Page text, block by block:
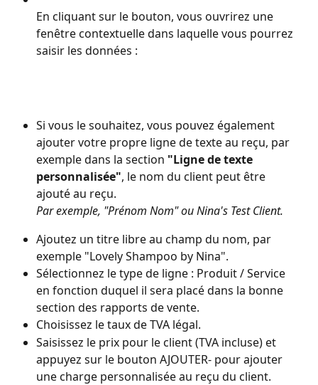
En cliquant sur le bouton, vous ouvrirez une
fenêtre contextuelle dans laquelle vous pourrez
saisir les données :
Si vous le souhaitez, vous pouvez également
ajouter votre propre ligne de texte au reçu, par
exemple dans la section "Ligne de texte
personnalisée", le nom du client peut être
ajouté au reçu.
Par exemple, "Prénom Nom" ou Nina's Test Client.
Ajoutez un titre libre au champ du nom, par
exemple "Lovely Shampoo by Nina".
Sélectionnez le type de ligne : Produit / Service
en fonction duquel il sera placé dans la bonne
section des rapports de vente.
Choisissez le taux de TVA légal.
Saisissez le prix pour le client (TVA incluse) et
appuyez sur le bouton AJOUTER- pour ajouter
une charge personnalisée au reçu du client.